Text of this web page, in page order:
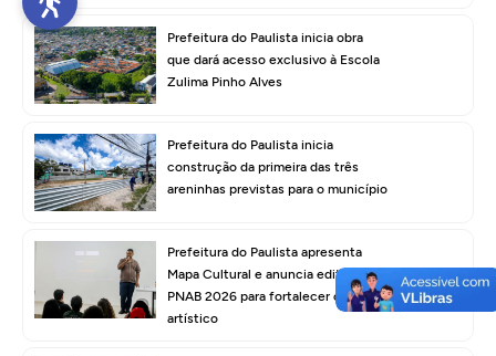
Prefeitura do Paulista inicia obra
que dará acesso exclusivo à Escola
Zulima Pinho Alves
Prefeitura do Paulista inicia
construção da primeira das três
areninhas previstas para o município
Prefeitura do Paulista apresenta
Mapa Cultural e anuncia editais da
PNAB 2026 para fortalecer o setor
artístico